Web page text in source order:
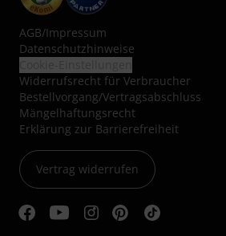
AGB/Impressum
Datenschutzhinweise
Widerrufsrecht für Verbraucher
Bestellvorgang/Vertragsabschluss
Mängelhaftungsrecht
Erklärung zur Barrierefreiheit
Vertrag widerrufen